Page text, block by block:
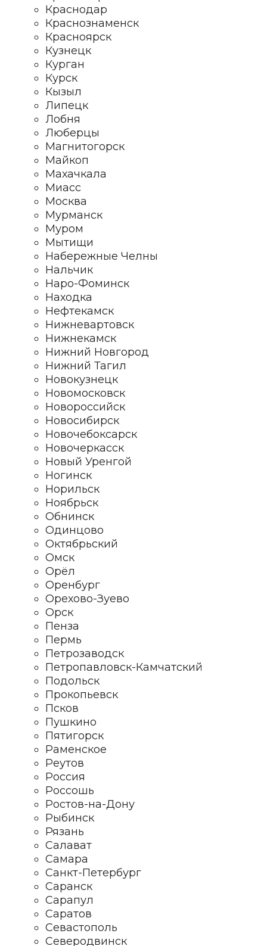
Краснодар
Краснознаменск
Красноярск
Кузнецк
Курган
Курск
Кызыл
Липецк
Лобня
Люберцы
Магнитогорск
Майкоп
Махачкала
Миасс
Москва
Мурманск
Муром
Мытищи
Набережные Челны
Нальчик
Наро-Фоминск
Находка
Нефтекамск
Нижневартовск
Нижнекамск
Нижний Новгород
Нижний Тагил
Новокузнецк
Новомосковск
Новороссийск
Новосибирск
Новочебоксарск
Новочеркасск
Новый Уренгой
Ногинск
Норильск
Ноябрьск
Обнинск
Одинцово
Октябрьский
Омск
Орёл
Оренбург
Орехово-Зуево
Орск
Пенза
Пермь
Петрозаводск
Петропавловск-Камчатский
Подольск
Прокопьевск
Псков
Пушкино
Пятигорск
Раменское
Реутов
Россия
Россошь
Ростов-на-Дону
Рыбинск
Рязань
Салават
Самара
Санкт-Петербург
Саранск
Сарапул
Саратов
Севастополь
Северодвинск